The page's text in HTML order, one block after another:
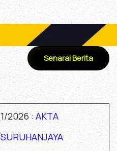
Senarai Berita
1/2026 :AKTA
SURUHANJAYA